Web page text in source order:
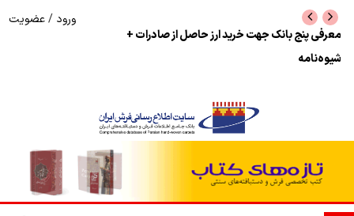
نرخ بازگشت ارز حاصل از صادرات + تکمیلی
ورود /عضویت